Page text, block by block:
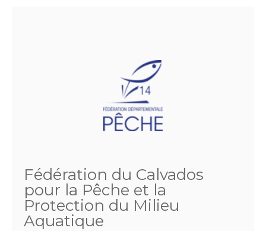
Fédération du Calvados
pour la Pêche et la
Protection du Milieu
Aquatique